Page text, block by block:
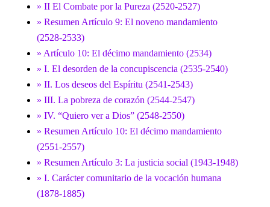
» II El Combate por la Pureza (2520-2527)
» Resumen Artículo 9: El noveno mandamiento
(2528-2533)
» Artículo 10: El décimo mandamiento (2534)
» I. El desorden de la concupiscencia (2535-2540)
» II. Los deseos del Espíritu (2541-2543)
» III. La pobreza de corazón (2544-2547)
» IV. “Quiero ver a Dios” (2548-2550)
» Resumen Artículo 10: El décimo mandamiento
(2551-2557)
» Resumen Artículo 3: La justicia social (1943-1948)
» I. Carácter comunitario de la vocación humana
(1878-1885)